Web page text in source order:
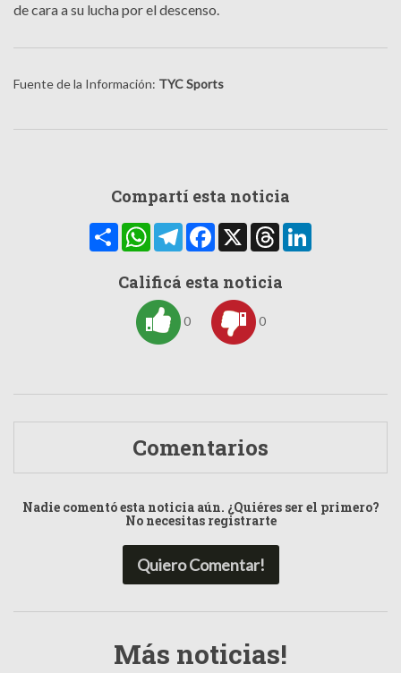
de cara a su lucha por el descenso.
Fuente de la Información: TYC Sports
Compartí esta noticia
CompartirWhatsAppTelegramFacebook
X Threads
Calificá esta noticia
0 0
Comentarios
Nadie comentó esta noticia aún. ¿Quiéres ser el primero?
No necesitas registrarte
Quiero Comentar!
Más noticias!